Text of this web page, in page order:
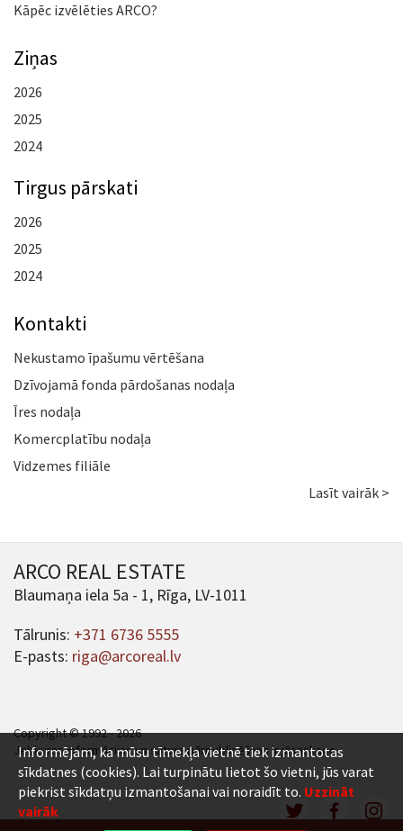
Kāpēc izvēlēties ARCO?
Ziņas
2026
2025
2024
Tirgus pārskati
2026
2025
2024
Kontakti
Nekustamo īpašumu vērtēšana
Dzīvojamā fonda pārdošanas nodaļa
Īres nodaļa
Komercplatību nodaļa
Vidzemes filiāle
Lasīt vairāk >
ARCO REAL ESTATE
Blaumaņa iela 5a - 1, Rīga, LV-1011
Tālrunis: +371 6736 5555
E-pasts: riga@arcoreal.lv
Copyright © 1992 - 2026
Jebkuras informācijas un satura pārpublicēšana ir jāsaskaņo.
Informējam, ka mūsu tīmekļa vietnē tiek izmantotas
sīkdatnes (cookies). Lai turpinātu lietot šo vietni, jūs varat
piekrist sīkdatņu izmantošanai vai noraidīt to. Uzzināt
vairāk